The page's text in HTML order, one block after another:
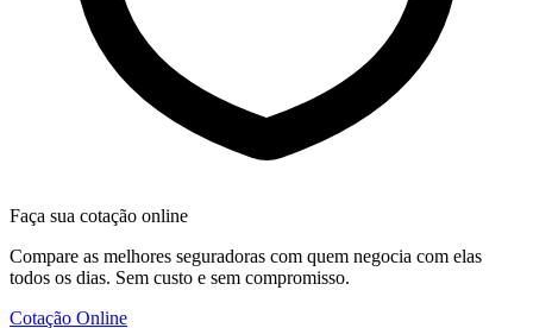
Faça sua cotação online
Compare as melhores seguradoras com quem negocia com elas
todos os dias. Sem custo e sem compromisso.
Cotação Online